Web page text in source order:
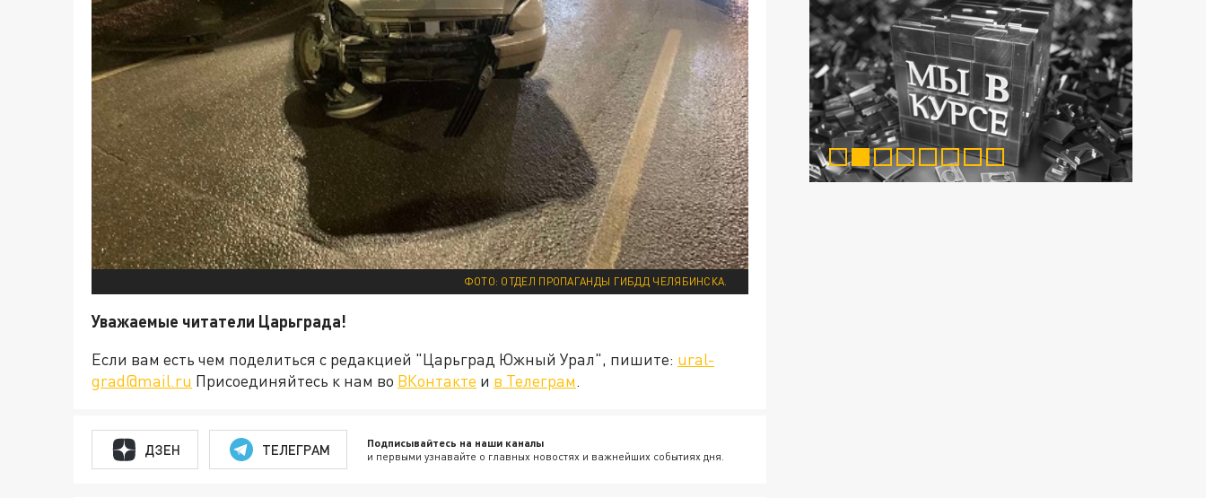
ФОТО: ОТДЕЛ ПРОПАГАНДЫ ГИБДД ЧЕЛЯБИНСКА.
Уважаемые читатели Царьграда!
Если вам есть чем поделиться с редакцией "Царьград Южный Урал", пишите: ural-
grad@mail.ru Присоединяйтесь к нам во ВКонтакте и в Телеграм.
ДЗЕН ТЕЛЕГРАМ Подписывайтесь на наши каналы
и первыми узнавайте о главных новостях и важнейших событиях дня.